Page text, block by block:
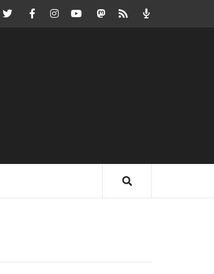
TwitterFacebookInstagramYoutubeMastodon.eus
RSS Podcast